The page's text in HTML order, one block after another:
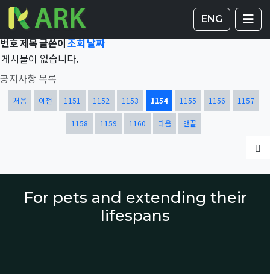
ENG
Total 41,661건1154 페이지 게시판
공지사항 목록
번호제목글쓴이조회날짜
게시물이 없습니다.
처음 이전 1151
페이지 1152
페이지 1153
페이지열린1154
페이지 1155
페이지 1156
페이지 1157
페이지
1158
페이지 1159
페이지 1160
페이지 다음 맨끝
For pets and extending their
lifespans